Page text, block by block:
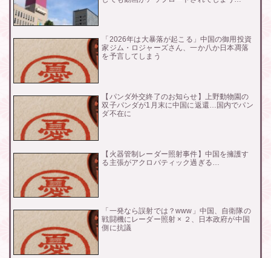
「2026年は大暴落が起こる」中国の御用投資
家ジム・ロジャーズさん、一か八か日本凋落
を予言してしまう
【パンダ外交終了のお知らせ】上野動物園の
双子パンダが1月末に中国に返還…国内でパン
ダ不在に
【火器管制レーダー照射事件】中国を擁護す
る主張がアクロバティック過ぎる…
「一発なら誤射では？www」中国、自衛隊の
戦闘機にレーダー照射 × ２、日本政府が中国
側に抗議